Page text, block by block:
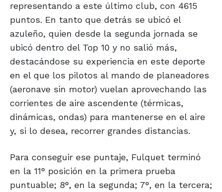
representando a este último club, con 4615
puntos. En tanto que detrás se ubicó el
azuleño, quien desde la segunda jornada se
ubicó dentro del Top 10 y no salió más,
destacándose su experiencia en este deporte
en el que los pilotos al mando de planeadores
(aeronave sin motor) vuelan aprovechando las
corrientes de aire ascendente (térmicas,
dinámicas, ondas) para mantenerse en el aire
y, si lo desea, recorrer grandes distancias.
Para conseguir ese puntaje, Fulquet terminó
en la 11° posición en la primera prueba
puntuable; 8°, en la segunda; 7°, en la tercera;